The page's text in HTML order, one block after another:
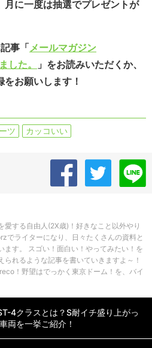
月に一度は抽選でプレゼントが
事「メールマガジン
した。
」をお読みいただくか、
お願いします！
ツ カッコいい
愛する自由人(2X歳)！好きなこと以外やり
でライターになり、日々たくさんの資料と
ます。 スゴい！面白い！やってみたい！を
られるような記事を書いていきますよ～！
！野望はでっかく東京ドーム！を、バイ
4クラスとは？S耐イチ盛り上がっ
両を一挙ご紹介！